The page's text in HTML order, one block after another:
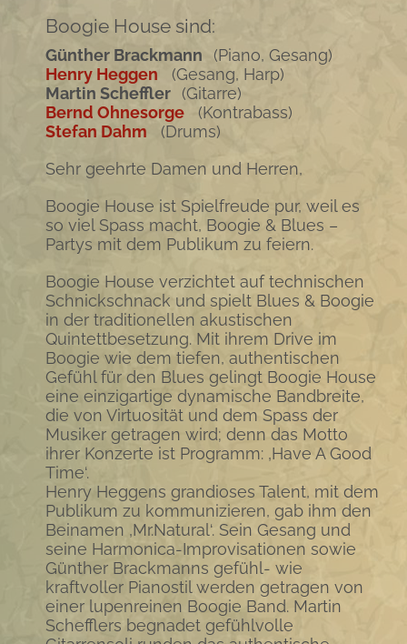
Boogie House sind:
Günther Brackmann (Piano, Gesang)
Henry Heggen (Gesang, Harp)
Martin Scheffler (Gitarre)
Bernd Ohnesorge (Kontrabass)
Stefan Dahm (Drums)
Sehr geehrte Damen und Herren,
Boogie House ist Spielfreude pur, weil es
so viel Spass macht, Boogie & Blues –
Partys mit dem Publikum zu feiern.
Boogie House verzichtet auf technischen
Schnickschnack und spielt Blues & Boogie
in der traditionellen akustischen
Quintettbesetzung. Mit ihrem Drive im
Boogie wie dem tiefen, authentischen
Gefühl für den Blues gelingt Boogie House
eine einzigartige dynamische Bandbreite,
die von Virtuosität und dem Spass der
Musiker getragen wird; denn das Motto
ihrer Konzerte ist Programm: ‚Have A Good
Time‘.
Henry Heggens grandioses Talent, mit dem
Publikum zu kommunizieren, gab ihm den
Beinamen ‚Mr.Natural‘. Sein Gesang und
seine Harmonica-Improvisationen sowie
Günther Brackmanns gefühl- wie
kraftvoller Pianostil werden getragen von
einer lupenreinen Boogie Band. Martin
Schefflers begnadet gefühlvolle